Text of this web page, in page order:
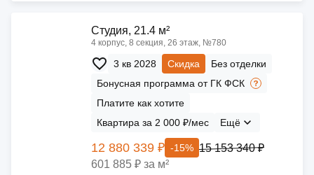
Cтудия, 21.4 м²
4 корпус, 8 секция, 26 этаж, №780
3 кв 2028 Скидка
Без отделки
Бонусная программа от ГК ФСК
Платите как хотите
Квартира за 2 000 ₽/мес
Ещё
12 880 339 ₽ -15% 15 153 340 ₽
601 885 ₽ за м²